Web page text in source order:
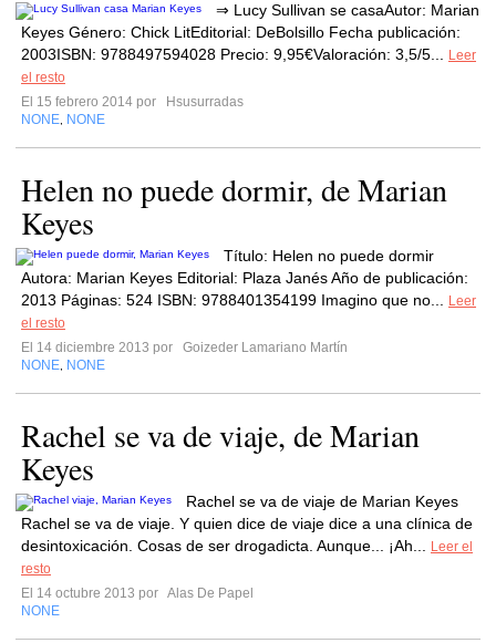
⇒ Lucy Sullivan se casaAutor: Marian
Keyes Género: Chick LitEditorial: DeBolsillo Fecha publicación:
2003ISBN: 9788497594028 Precio: 9,95€Valoración: 3,5/5...
Leer
el resto
El 15 febrero 2014 por
Hsusurradas
NONE NONE
Helen no puede dormir, de Marian
Keyes
Título: Helen no puede dormir
Autora: Marian Keyes Editorial: Plaza Janés Año de publicación:
2013 Páginas: 524 ISBN: 9788401354199 Imagino que no...
Leer
el resto
El 14 diciembre 2013 por
Goizeder Lamariano Martín
NONE NONE
Rachel se va de viaje, de Marian
Keyes
Rachel se va de viaje de Marian Keyes
Rachel se va de viaje. Y quien dice de viaje dice a una clínica de
desintoxicación. Cosas de ser drogadicta. Aunque... ¡Ah...
Leer el
resto
El 14 octubre 2013 por Alas De Papel
NONE